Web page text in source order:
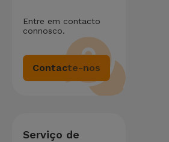
Entre em contacto
connosco.
Contacte-nos
Serviço de